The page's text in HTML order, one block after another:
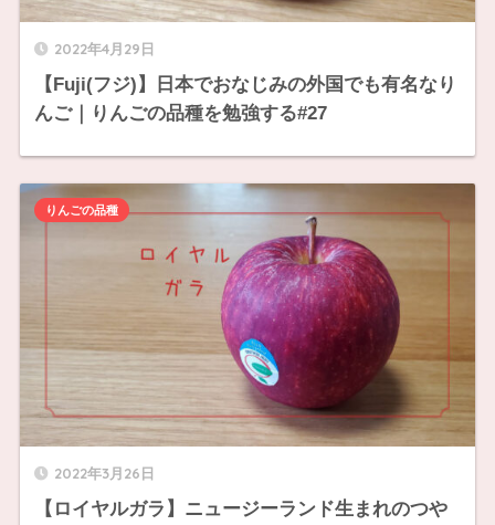
2022年4月29日
【Fuji(フジ)】日本でおなじみの外国でも有名なり
んご｜りんごの品種を勉強する#27
2022年3月26日
【ロイヤルガラ】ニュージーランド生まれのつや
りんごの品種